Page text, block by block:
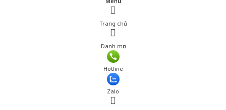
Trang chủ
Danh mục
Hotline
Zalo